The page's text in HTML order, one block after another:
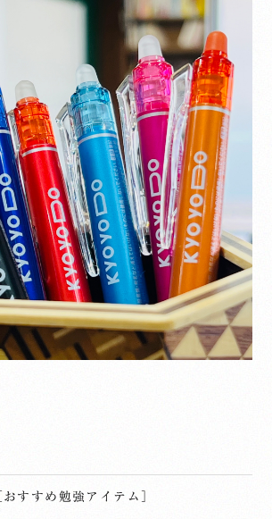
おすすめ勉強アイテム